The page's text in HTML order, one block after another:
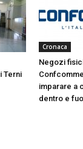
Terni
Cronaca
Negozi
imparare a
dentro e